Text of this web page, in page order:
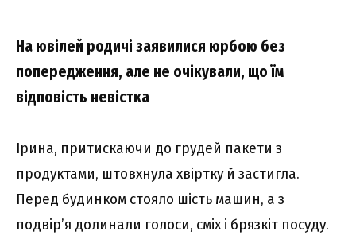
На ювілей родичі заявилися юрбою без
попередження, але не очікували, що їм
відповість невістка
Ірина, притискаючи до грудей пакети з
продуктами, штовхнула хвіртку й застигла.
Перед будинком стояло шість машин, а з
подвір’я долинали голоси, сміх і брязкіт посуду.